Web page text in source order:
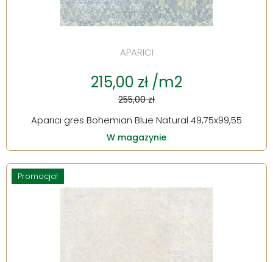
APARICI
215,00 zł /m2
255,00 zł
Aparici gres Bohemian Blue Natural 49,75x99,55
W magazynie
Promocja!